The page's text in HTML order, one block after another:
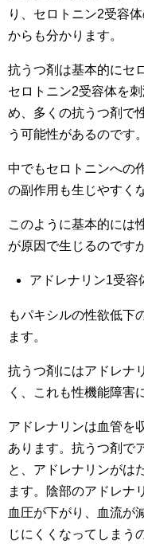
り、セロトニン2受容
からも分かります。
抗うつ剤は基本的にセ
セロトニン2受容体を
め、多くの抗うつ剤で
う可能性があるのです。
中でもセロトニンへの
の副作用も生じやすく
このように基本的には
が原因で生じるのです
アドレナリン1受容
もパキシルの性欲低下
ます。
抗うつ剤にはアドレナ
く、これも性機能障害
アドレナリンは血管を
あります。抗うつ剤で
と、アドレナリンがは
ます。陰部のアドレナ
血圧が下がり、血流が
じにくくなってしまう